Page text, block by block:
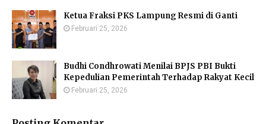
Ketua Fraksi PKS Lampung Resmi di Ganti
Februari 25, 2026
Budhi Condhrowati Menilai BPJS PBI Bukti
Kepedulian Pemerintah Terhadap Rakyat Kecil
Februari 25, 2026